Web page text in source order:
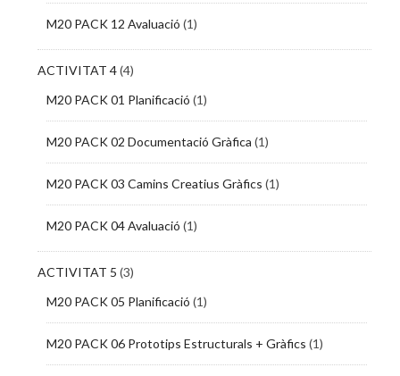
M20 PACK 12 Avaluació (1)
ACTIVITAT 4(4)
M20 PACK 01 Planificació (1)
M20 PACK 02 Documentació Gràfica (1)
M20 PACK 03 Camins Creatius Gràfics (1)
M20 PACK 04 Avaluació (1)
ACTIVITAT 5 (3)
M20 PACK 05 Planificació (1)
M20 PACK 06 Prototips Estructurals + Gràfics (1)